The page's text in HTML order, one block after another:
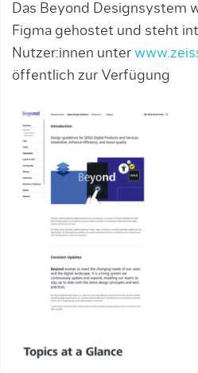
Das Beyond Designsystem
Figma gehostet und steht
Nutzer:innen unter
öffentlich zur Verfügung